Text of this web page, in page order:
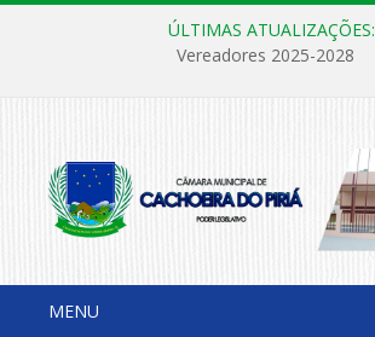
ÚLTIMAS ATUALIZAÇÕES:
Vereadores 2025-2028
MENU